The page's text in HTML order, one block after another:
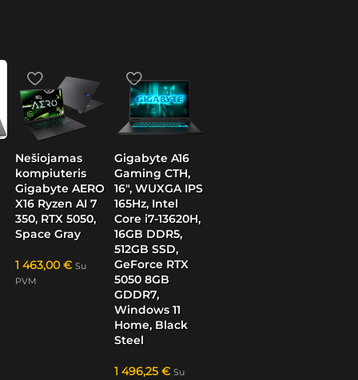
Nešiojamas
kompiuteris
Gigabyte AERO
X16 Ryzen AI 7
350, RTX 5050,
Space Gray
1 463,00 € Su
PVM
Gigabyte A16
Gaming CTH,
16″, WUXGA IPS
165Hz, Intel
Core i7-13620H,
16GB DDR5,
512GB SSD,
GeForce RTX
5050 8GB
GDDR7,
Windows 11
Home, Black
Steel
1 496,25 € Su